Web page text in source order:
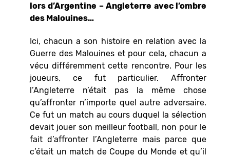
lors d’Argentine – Angleterre avec l’ombre
des Malouines…
Ici, chacun a son histoire en relation avec la
Guerre des Malouines et pour cela, chacun a
vécu différemment cette rencontre. Pour les
joueurs, ce fut particulier. Affronter
l’Angleterre n’était pas la même chose
qu’affronter n’importe quel autre adversaire.
Ce fut un match au cours duquel la sélection
devait jouer son meilleur football, non pour le
fait d’affronter l’Angleterre mais parce que
c’était un match de Coupe du Monde et qu’il